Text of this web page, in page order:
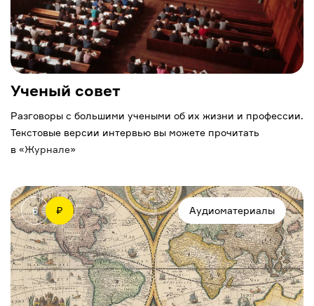
Ученый совет
Разговоры с большими учеными об их жизни и профессии.
Текстовые версии интервью вы можете прочитать
в «Журнале»
6 ₽ Аудиоматериалы